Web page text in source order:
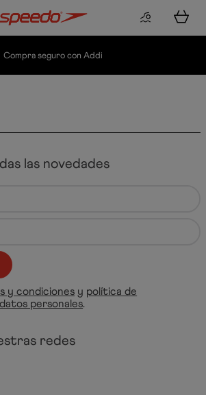
Compra seguro con Addi
las novedades
y condiciones y política de
personales.
redes